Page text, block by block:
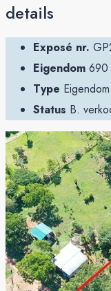
details
Exposé nr.
Eigendom 690
Type Eigendom
Status B.